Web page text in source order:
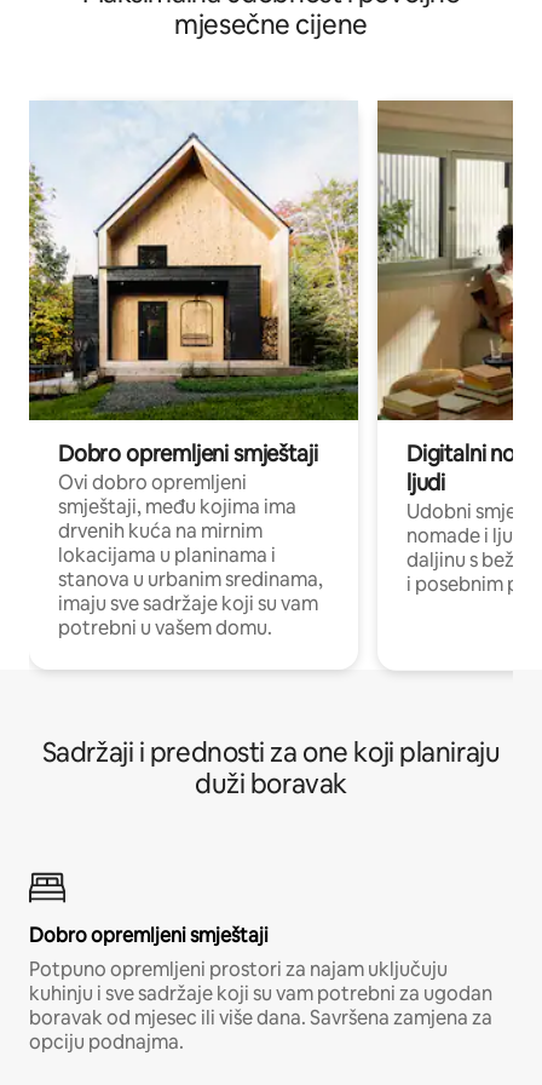
mjesečne cijene
Dobro opremljeni smještaji
Ovi dobro opremljeni
smještaji, među kojima ima
drvenih kuća na mirnim
lokacijama u planinama i
stanova u urbanim sredinama,
imaju sve sadržaje koji su vam
potrebni u vašem domu.
Digitalni
ljudi
Udobni
nomade i ljude
daljinu s
i posebnim
Sadržaji i prednosti za one koji planiraju
duži boravak
Dobro opremljeni smještaji
Potpuno opremljeni prostori za najam uključuju
kuhinju i sve sadržaje koji su vam potrebni za ugodan
boravak od mjesec ili više dana. Savršena zamjena za
opciju podnajma.